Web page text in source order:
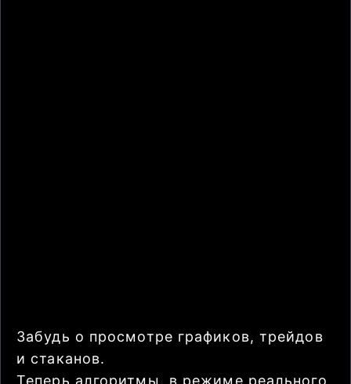
Забудь о просмотре графиков, трейдов
и стаканов.
Теперь алгоритмы, в режиме реального